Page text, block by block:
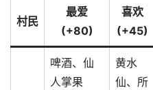
村民
最爱
(+80)
喜欢
(+45)
啤酒、仙
人掌果
黄水
仙、所